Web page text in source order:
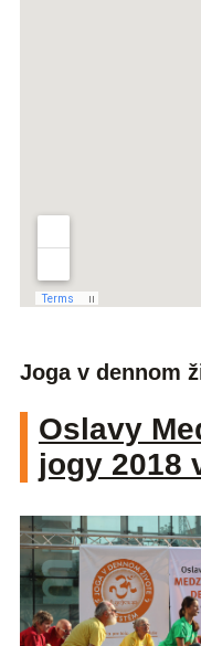
Joga v dennom
Oslavy
jogy 2018